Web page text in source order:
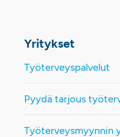
Yritykset
Työterveyspalvelut
Pyydä tarjous
Työterveysmyynnin